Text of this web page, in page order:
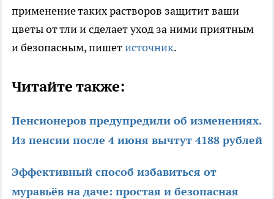
применение таких растворов защитит ваши
цветы от тли и сделает уход за ними приятным
и безопасным, пишетисточник.
Читайте также:
Пенсионеров предупредили об изменениях.
Из пенсии после 4 июня вычтут 4188 рублей
Эффективный способ избавиться от
муравьёв на даче: простая и безопасная